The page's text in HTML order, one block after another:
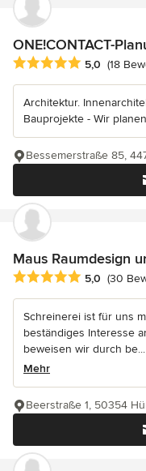
ONE!CONTACT-
Durchschnittliche
5,0 (18
Architektur.
Bauprojekte - Wir
Bessemerstraße 85,
Maus Raumdesign
Durchschnittliche
5,0 (30
Schreinerei ist für uns
beständiges Interesse
beweisen wir durch be...
Mehr
Beerstraße 1, 50354